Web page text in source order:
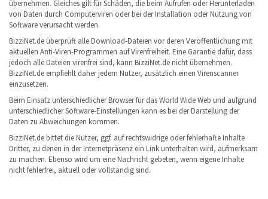
übernehmen. Gleiches gilt für Schäden, die beim Aufrufen oder Herunterladen
von Daten durch Computerviren oder bei der Installation oder Nutzung von
Software verursacht werden.
BizziNet.de überprüft alle Download-Dateien vor deren Veröffentlichung mit
aktuellen Anti-Viren-Programmen auf Virenfreiheit. Eine Garantie dafür, dass
jedoch alle Dateien virenfrei sind, kann BizziNet.de nicht übernehmen.
BizziNet.de empfiehlt daher jedem Nutzer, zusätzlich einen Virenscanner
einzusetzen.
Beim Einsatz unterschiedlicher Browser für das World Wide Web und aufgrund
unterschiedlicher Software-Einstellungen kann es bei der Darstellung der
Daten zu Abweichungen kommen.
BizziNet.de bittet die Nutzer, ggf. auf rechtswidrige oder fehlerhafte Inhalte
Dritter, zu denen in der Internetpräsenz ein Link unterhalten wird, aufmerksam
zu machen. Ebenso wird um eine Nachricht gebeten, wenn eigene Inhalte
nicht fehlerfrei, aktuell oder vollständig sind.